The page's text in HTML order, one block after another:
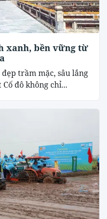
xanh, bền vững từ
trầm mặc, sâu lắng
đô không chỉ...